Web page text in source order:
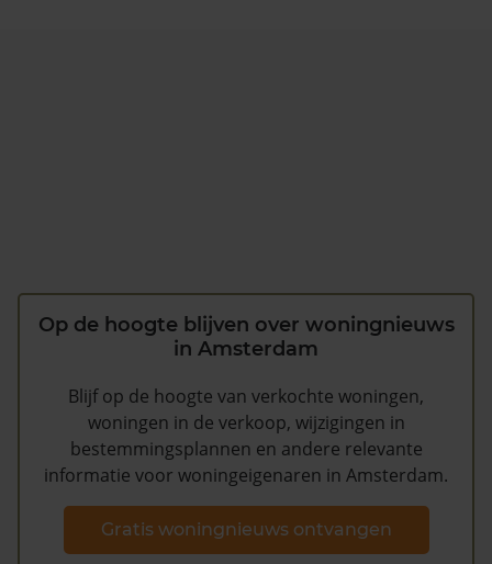
Op de hoogte blijven over woningnieuws
in Amsterdam
Blijf op de hoogte van verkochte woningen,
woningen in de verkoop, wijzigingen in
bestemmingsplannen en andere relevante
informatie voor woningeigenaren in Amsterdam.
Gratis woningnieuws ontvangen